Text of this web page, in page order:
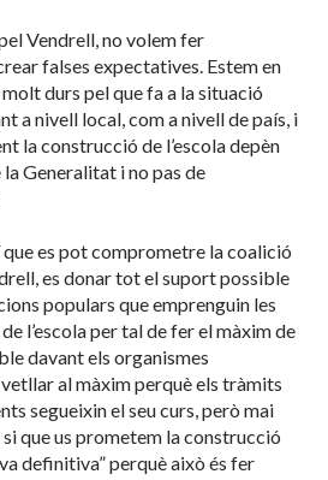
Vendrell, no volem fer
falses expectatives. Estem en
durs pel que fa a la situació
a nivell local, com a nivell de país, i
la construcció de l’escola depèn
Generalitat i no pas de
que es pot comprometre la coalició
es donar tot el suport possible
populars que emprenguin les
l’escola per tal de fer el màxim de
davant els organismes
al màxim perquè els tràmits
segueixin el seu curs, però mai
que us prometem la construcció
definitiva” perquè això és fer